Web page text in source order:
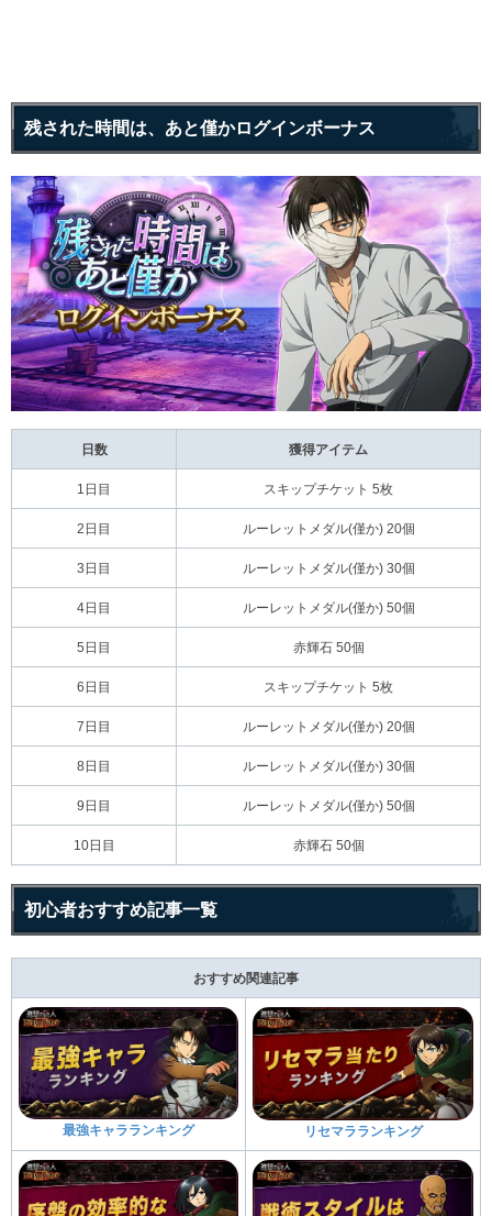
残された時間は、あと僅かログインボーナス
日数 獲得アイテム
1日目 スキップチケット 5枚
2日目 ルーレットメダル(僅か) 20個
3日目 ルーレットメダル(僅か) 30個
4日目 ルーレットメダル(僅か) 50個
5日目 赤輝石 50個
6日目 スキップチケット 5枚
7日目 ルーレットメダル(僅か) 20個
8日目 ルーレットメダル(僅か) 30個
9日目 ルーレットメダル(僅か) 50個
10日目 赤輝石 50個
初心者おすすめ記事一覧
おすすめ関連記事
最強キャラランキング リセマラランキング